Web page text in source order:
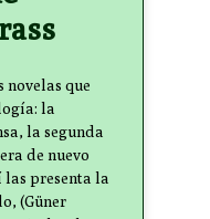
novelas que
la
la segunda
de nuevo
las presenta la
(Güner